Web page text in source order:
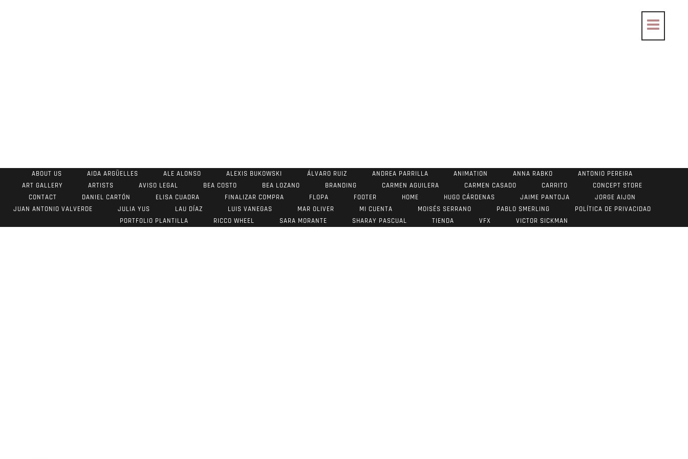
ABOUT US AIDA ARGÜELLES ALE ALONSO ALEXIS BUKOWSKI ÁLVARO RUIZ ANDREA PARRILLA ANIMATION ANNA RABKO
ANTONIO PEREIRA
ART GALLERY
ARTISTS AVISO LEGAL BEA COSTO BEA LOZANO BRANDING CARMEN AGUILERA CARMEN CASADO CARRITO
CONCEPT STORE
CONTACT
DANIEL CARTÓN ELISA CUADRA FINALIZAR COMPRA FLOPA FOOTER HOME HUGO CÁRDENAS JAIME PANTOJA
JORGE AIJON
JUAN ANTONIO VALVERDE
JULIA YUS LAU DÍAZ LUIS VANEGAS MAR OLIVER MI CUENTA MOISÉS SERRANO PABLO SMERLING
POLÍTICA DE PRIVACIDAD
PORTFOLIO PLANTILLA
RICCO WHEEL SARA MORANTE SHARAY PASCUAL TIENDA VFX VICTOR SICKMAN